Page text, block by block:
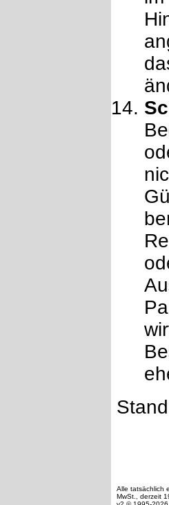
Alle tatsächlich
MwSt., derzeit